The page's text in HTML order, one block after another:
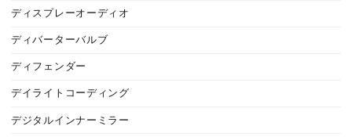
ディスプレーオーディオ
ディバーターバルブ
ディフェンダー
デイライトコーディング
デジタルインナーミラー